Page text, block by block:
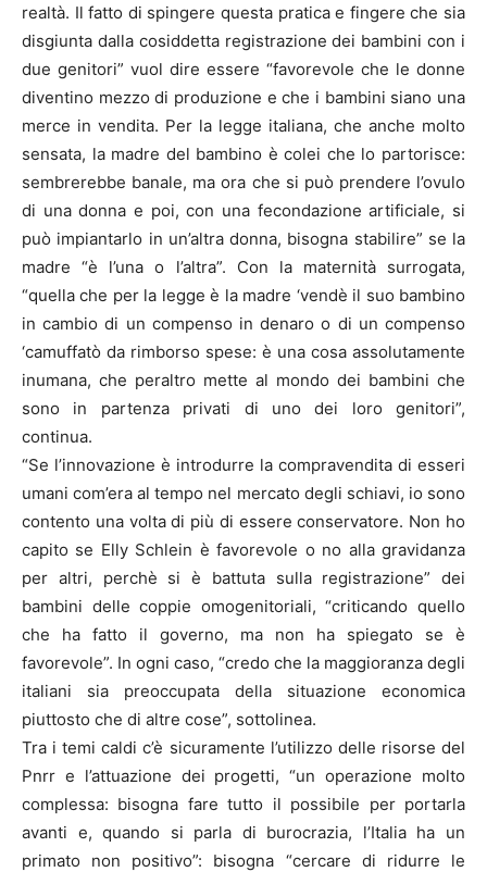
realtà. Il fatto di spingere questa pratica e fingere che sia
disgiunta dalla cosiddetta registrazione dei bambini con i
due genitori” vuol dire essere “favorevole che le donne
diventino mezzo di produzione e che i bambini siano una
merce in vendita. Per la legge italiana, che anche molto
sensata, la madre del bambino è colei che lo partorisce:
sembrerebbe banale, ma ora che si può prendere l’ovulo
di una donna e poi, con una fecondazione artificiale, si
può impiantarlo in un’altra donna, bisogna stabilire” se la
madre “è l’una o l’altra”. Con la maternità surrogata,
“quella che per la legge è la madre ‘vendè il suo bambino
in cambio di un compenso in denaro o di un compenso
‘camuffatò da rimborso spese: è una cosa assolutamente
inumana, che peraltro mette al mondo dei bambini che
sono in partenza privati di uno dei loro genitori”,
continua.
“Se l’innovazione è introdurre la compravendita di esseri
umani com’era al tempo nel mercato degli schiavi, io sono
contento una volta di più di essere conservatore. Non ho
capito se Elly Schlein è favorevole o no alla gravidanza
per altri, perchè si è battuta sulla registrazione” dei
bambini delle coppie omogenitoriali, “criticando quello
che ha fatto il governo, ma non ha spiegato se è
favorevole”. In ogni caso, “credo che la maggioranza degli
italiani sia preoccupata della situazione economica
piuttosto che di altre cose”, sottolinea.
Tra i temi caldi c’è sicuramente l’utilizzo delle risorse del
Pnrr e l’attuazione dei progetti, “un operazione molto
complessa: bisogna fare tutto il possibile per portarla
avanti e, quando si parla di burocrazia, l’Italia ha un
primato non positivo”: bisogna “cercare di ridurre le